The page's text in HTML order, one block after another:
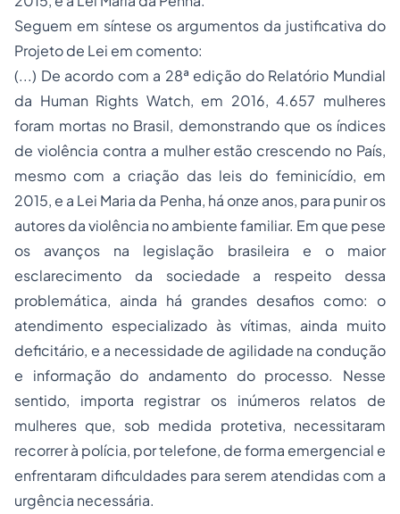
Seguem em síntese os argumentos da justificativa do
Projeto de Lei em comento:
(...) De acordo com a 28ª edição do Relatório Mundial
da Human Rights Watch, em 2016, 4.657 mulheres
foram mortas no Brasil, demonstrando que os índices
de violência contra a mulher estão crescendo no País,
mesmo com a criação das leis do feminicídio, em
2015, e a Lei Maria da Penha, há onze anos, para punir os
autores da violência no ambiente familiar. Em que pese
os avanços na legislação brasileira e o maior
esclarecimento da sociedade a respeito dessa
problemática, ainda há grandes desafios como: o
atendimento especializado às vítimas, ainda muito
deficitário, e a necessidade de agilidade na condução
e informação do andamento do processo. Nesse
sentido, importa registrar os inúmeros relatos de
mulheres que, sob medida protetiva, necessitaram
recorrer à polícia, por telefone, de forma emergencial e
enfrentaram dificuldades para serem atendidas com a
urgência necessária.